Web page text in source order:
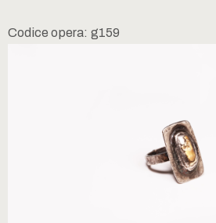
Codice opera: g159